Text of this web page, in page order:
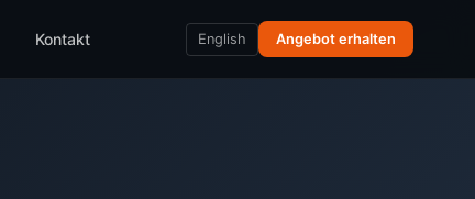
Kontakt English Angebot erhalten